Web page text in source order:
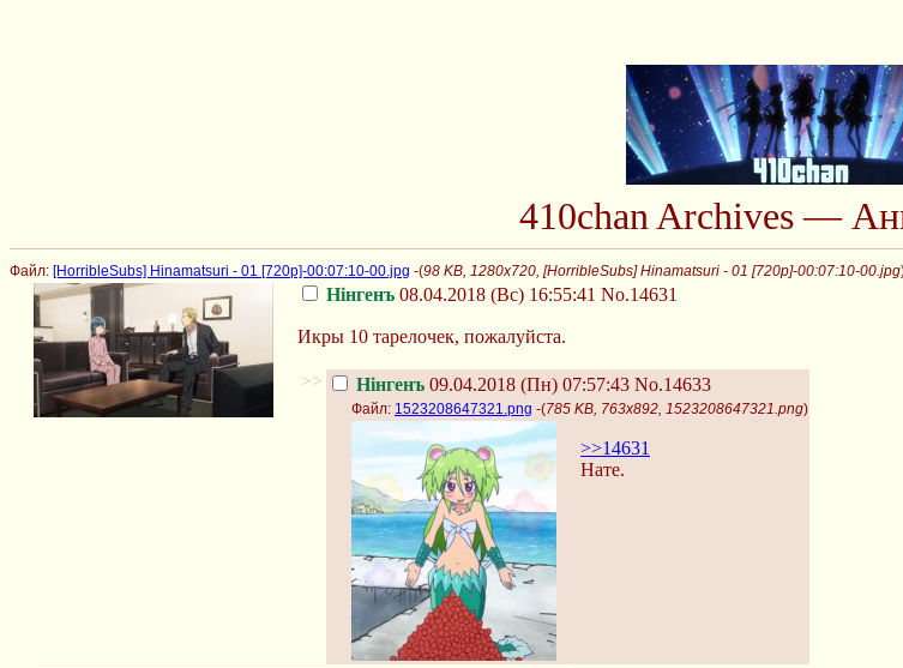
410chan Archives —
Файл: [HorribleSubs] Hinamatsuri - 01 [720p]-00:07:10-00.jpg -(98 KB, 1280x720, [HorribleSubs] Hinamatsuri - 01 [720p]-00:07:10-00.jpg
Нінгенъ 08.04.2018 (Вс) 16:55:41 No.14631
Икры 10 тарелочек, пожалуйста.
>> Нінгенъ 09.04.2018 (Пн) 07:57:43 No.14633
Файл: 1523208647321.png -(785 KB, 763x892, 1523208647321.png)
>>14631
Нате.